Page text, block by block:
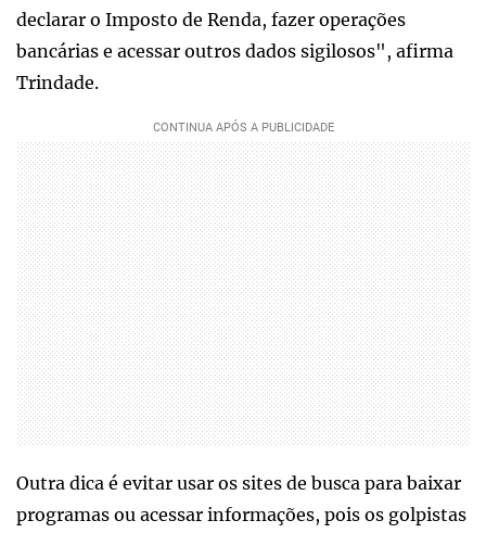
declarar o Imposto de Renda, fazer operações
bancárias e acessar outros dados sigilosos", afirma
Trindade.
Outra dica é evitar usar os sites de busca para baixar
programas ou acessar informações, pois os golpistas